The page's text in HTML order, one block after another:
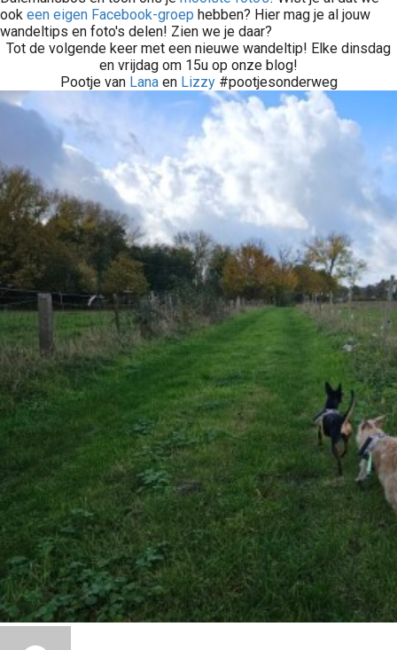
ook een eigen Facebook-groep hebben? Hier mag je al jouw
wandeltips en foto's delen! Zien we je daar?
Tot de volgende keer met een nieuwe wandeltip! Elke dinsdag
en vrijdag om 15u op onze blog!
Pootje van Lanaen Lizzy#pootjesonderweg